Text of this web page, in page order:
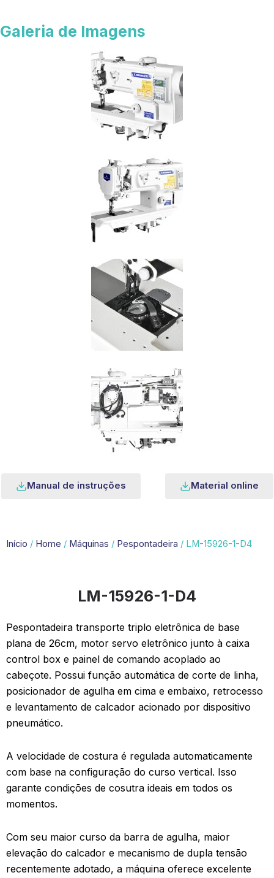
Galeria de Imagens
Manual de instruções Material online
Início / Home / Máquinas / Pespontadeira / LM-15926-1-D4
LM-15926-1-D4
Pespontadeira transporte triplo eletrônica de base
plana de 26cm, motor servo eletrônico junto à caixa
control box e painel de comando acoplado ao
cabeçote. Possui função automática de corte de linha,
posicionador de agulha em cima e embaixo, retrocesso
e levantamento de calcador acionado por dispositivo
pneumático.
A velocidade de costura é regulada automaticamente
com base na configuração do curso vertical. Isso
garante condições de cosutra ideais em todos os
momentos.
Com seu maior curso da barra de agulha, maior
elevação do calcador e mecanismo de dupla tensão
recentemente adotado, a máquina oferece excelente